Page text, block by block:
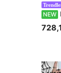
NEW